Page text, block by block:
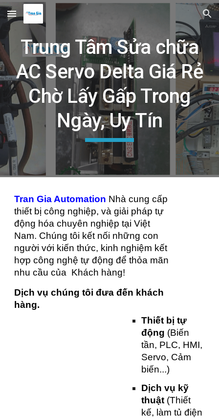
Skip to main content Skip to navigation
Trung Tâm Sửa chữa
AC Servo Delta Giá Rẻ
Chờ Lấy Gấp Trong
Ngày, Uy Tín
Tran Gia Automation Nhà cung cấp
thiết bị công nghiệp, và giải pháp tự
động hóa chuyên nghiệp tại Việt
Nam. Chúng tôi kết nối những con
người với kiến thức, kinh nghiệm kết
hợp công nghệ tự động để thỏa mãn
nhu cầu của Khách hàng!
Dịch vụ chúng tôi đưa đến khách
hàng.
Thiết bị tự
động (Biến
tần, PLC, HMI,
Servo, Cảm
biến...)
Dịch vụ kỹ
thuật (Thiết
kế, làm tủ điện